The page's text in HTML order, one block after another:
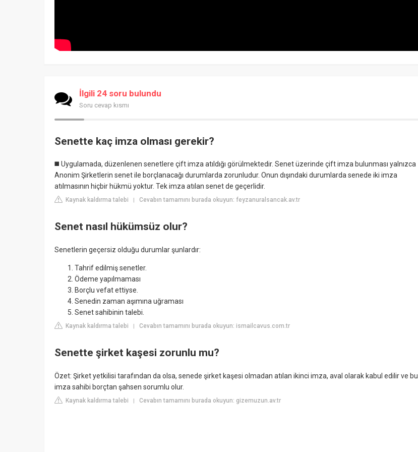
İlgili 24 soru bulundu
Soru cevap kısmı
Senette kaç imza olması gerekir?
◼️ Uygulamada, düzenlenen senetlere çift imza atıldığı görülmektedir. Senet üzerinde çift imza bulunması yalnızca
Anonim Şirketlerin senet ile borçlanacağı durumlarda zorunludur. Onun dışındaki durumlarda senede iki imza
atılmasının hiçbir hükmü yoktur. Tek imza atılan senet de geçerlidir.
Kaynak kaldırma talebi | Cevabın tamamını burada okuyun: feyzanuralsancak.av.tr
Senet nasıl hükümsüz olur?
Senetlerin geçersiz olduğu durumlar şunlardır:
Tahrif edilmiş senetler.
Ödeme yapılmaması
Borçlu vefat ettiyse.
Senedin zaman aşımına uğraması
Senet sahibinin talebi.
Kaynak kaldırma talebi | Cevabın tamamını burada okuyun: ismailcavus.com.tr
Senette şirket kaşesi zorunlu mu?
Özet: Şirket yetkilisi tarafından da olsa, senede şirket kaşesi olmadan atılan ikinci imza, aval olarak kabul edilir ve bu
imza sahibi borçtan şahsen sorumlu olur.
Kaynak kaldırma talebi | Cevabın tamamını burada okuyun: gizemuzun.av.tr